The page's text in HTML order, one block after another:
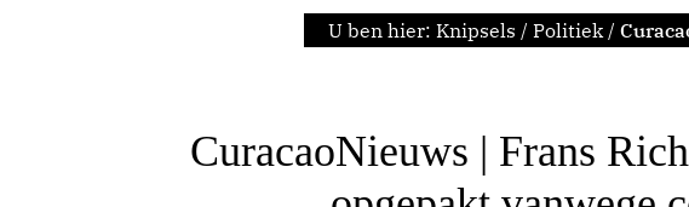
U ben hier: Knipsels / Politiek /
CuracaoNieuws | Frans